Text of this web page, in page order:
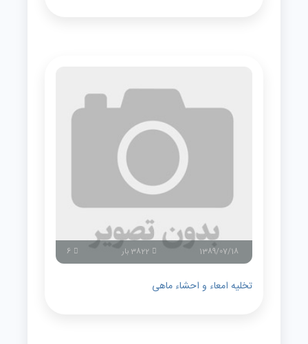
1389/07/18 3822 بار 6
تخلیه امعاء و احشاء ماهی